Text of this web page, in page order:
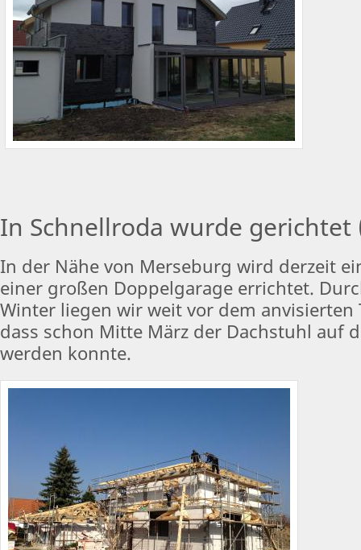
In Schnellroda wurde gerichtet
In der Nähe von Merseburg wird derzeit
einer großen Doppelgarage errichtet.
Winter liegen wir weit vor dem anvisierten
dass schon Mitte März der Dachstuhl auf
werden konnte.